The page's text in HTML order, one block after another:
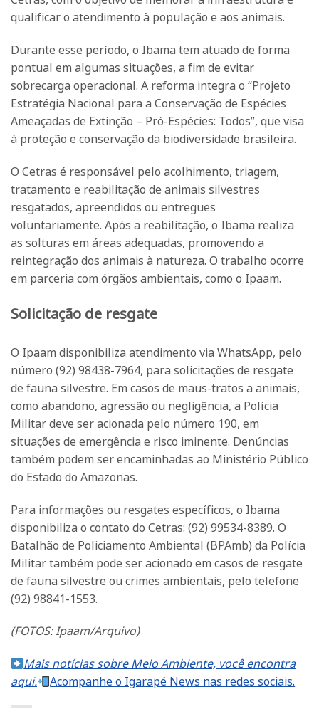
qualificar o atendimento à população e aos animais.
Durante esse período, o Ibama tem atuado de forma
pontual em algumas situações, a fim de evitar
sobrecarga operacional. A reforma integra o “Projeto
Estratégia Nacional para a Conservação de Espécies
Ameaçadas de Extinção – Pró-Espécies: Todos”, que visa
à proteção e conservação da biodiversidade brasileira.
O Cetras é responsável pelo acolhimento, triagem,
tratamento e reabilitação de animais silvestres
resgatados, apreendidos ou entregues
voluntariamente. Após a reabilitação, o Ibama realiza
as solturas em áreas adequadas, promovendo a
reintegração dos animais à natureza. O trabalho ocorre
em parceria com órgãos ambientais, como o Ipaam.
Solicitação de resgate
O Ipaam disponibiliza atendimento via WhatsApp, pelo
número (92) 98438-7964, para solicitações de resgate
de fauna silvestre. Em casos de maus-tratos a animais,
como abandono, agressão ou negligência, a Polícia
Militar deve ser acionada pelo número 190, em
situações de emergência e risco iminente. Denúncias
também podem ser encaminhadas ao Ministério Público
do Estado do Amazonas.
Para informações ou resgates específicos, o Ibama
disponibiliza o contato do Cetras: (92) 99534-8389. O
Batalhão de Policiamento Ambiental (BPAmb) da Polícia
Militar também pode ser acionado em casos de resgate
de fauna silvestre ou crimes ambientais, pelo telefone
(92) 98841-1553.
(FOTOS: Ipaam/Arquivo)
Mais notícias sobre Meio Ambiente, você encontra
aqui.
Acompanhe o Igarapé News nas redes sociais.